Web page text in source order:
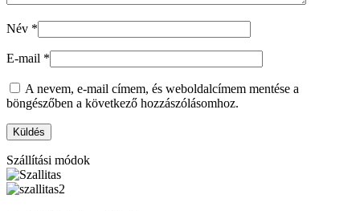
Név *
E-mail *
A nevem, e-mail címem, és weboldalcímem mentése a
böngészőben a következő hozzászólásomhoz.
Szállítási módok